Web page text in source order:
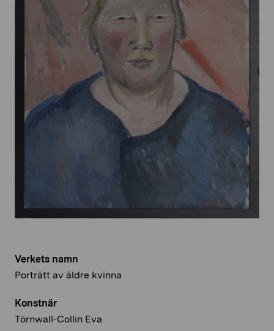
Verkets namn
Porträtt av äldre kvinna
Konstnär
Törnwall-Collin Eva